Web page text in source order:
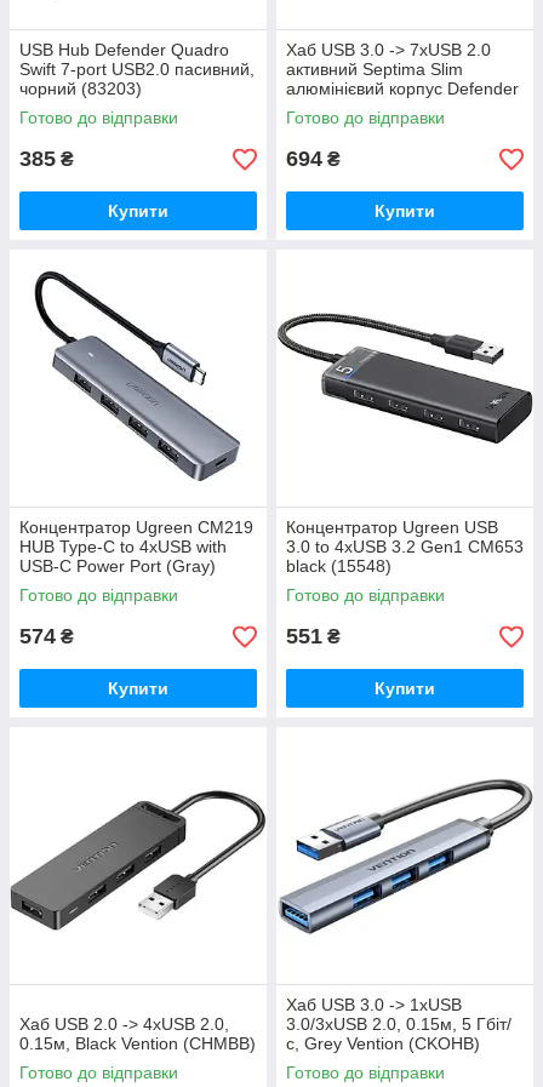
USB Hub Defender Quadro
Swift 7-port USB2.0 пасивний,
чорний (83203)
Готово до відправки
385 ₴
Купити
Хаб USB 3.0 -> 7xUSB 2.0
активний Septima Slim
алюмінієвий корпус Defender
(83505)
Готово до відправки
694 ₴
Купити
Концентратор Ugreen CM219
HUB Type-C to 4xUSB with
USB-C Power Port (Gray)
(70336)
Готово до відправки
574 ₴
Купити
Концентратор Ugreen USB
3.0 to 4xUSB 3.2 Gen1 CM653
black (15548)
Готово до відправки
551 ₴
Купити
Хаб USB 2.0 -> 4xUSB 2.0,
0.15м, Black Vention (CHMBB)
Готово до відправки
Хаб USB 3.0 -> 1xUSB
3.0/3xUSB 2.0, 0.15м, 5 Гбіт/
с, Grey Vention (CKOHB)
Готово до відправки